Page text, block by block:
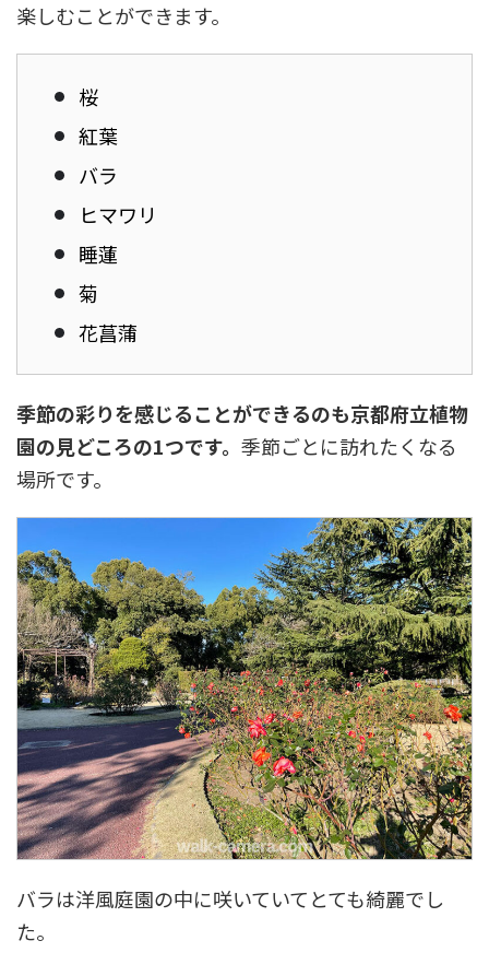
楽しむことができます。
桜
紅葉
バラ
ヒマワリ
睡蓮
菊
花菖蒲
季節の彩りを感じることができるのも京都府立植物
園の見どころの1つです。 季節ごとに訪れたくなる
場所です。
バラは洋風庭園の中に咲いていてとても綺麗でし
た。